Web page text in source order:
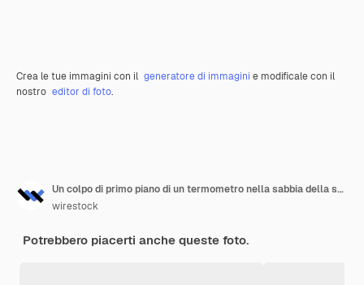
Crea le tue immagini con il generatore di immagini e modificale con il
nostro editor di foto.
Un colpo di primo piano di un termometro nella sabbia della spiaggia
wirestock
Potrebbero piacerti anche queste foto.